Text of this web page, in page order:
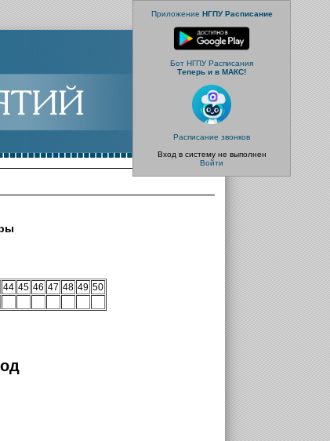
Приложение НГПУ Расписание
Бот НГПУ Расписания
Теперь и в МАКС!
Расписание звонков
Вход в систему не выполнен
Войти
44 45 46 47 48 49 50